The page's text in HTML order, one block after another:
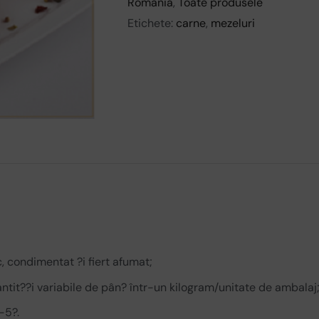
Etichete: carne, mezeluri
condimentat ?i fiert afumat;
variabile de pân? într-un kilogram/unitate de ambalaj;